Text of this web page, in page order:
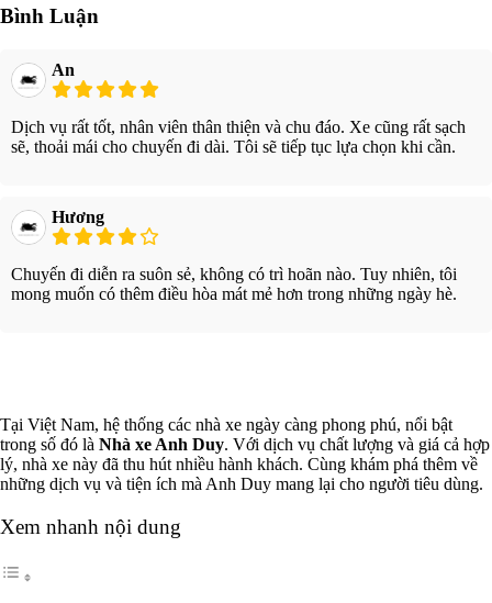
Bình Luận
An
Dịch vụ rất tốt, nhân viên thân thiện và chu đáo. Xe cũng rất sạch
sẽ, thoải mái cho chuyến đi dài. Tôi sẽ tiếp tục lựa chọn khi cần.
Hương
Chuyến đi diễn ra suôn sẻ, không có trì hoãn nào. Tuy nhiên, tôi
mong muốn có thêm điều hòa mát mẻ hơn trong những ngày hè.
Tại Việt Nam, hệ thống các nhà xe ngày càng phong phú, nổi bật
trong số đó là Nhà xe Anh Duy. Với dịch vụ chất lượng và giá cả hợp
lý, nhà xe này đã thu hút nhiều hành khách. Cùng khám phá thêm về
những dịch vụ và tiện ích mà Anh Duy mang lại cho người tiêu dùng.
Xem nhanh nội dung